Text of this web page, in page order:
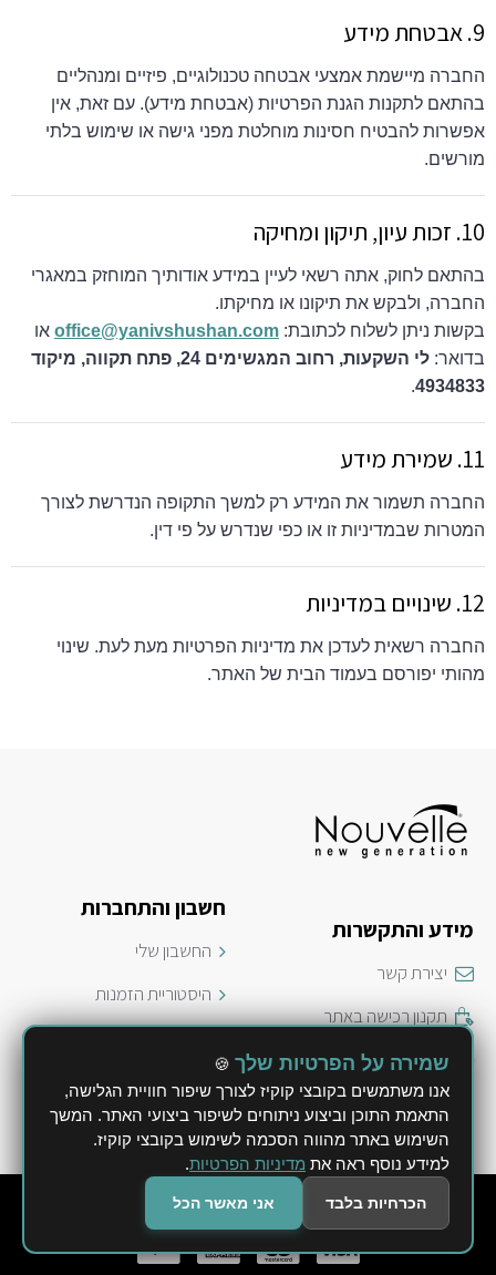
9. אבטחת מידע
החברה מיישמת אמצעי אבטחה טכנולוגיים, פיזיים ומנהליים
בהתאם לתקנות הגנת הפרטיות (אבטחת מידע). עם זאת, אין
אפשרות להבטיח חסינות מוחלטת מפני גישה או שימוש בלתי
מורשים.
10. זכות עיון, תיקון ומחיקה
בהתאם לחוק, אתה רשאי לעיין במידע אודותיך המוחזק במאגרי
החברה, ולבקש את תיקונו או מחיקתו.
בקשות ניתן לשלוח לכתובת: office@yanivshushan.com או
בדואר:
לי השקעות, רחוב המגשימים 24, פתח תקווה, מיקוד
4934833
.
11. שמירת מידע
החברה תשמור את המידע רק למשך התקופה הנדרשת לצורך
המטרות שבמדיניות זו או כפי שנדרש על פי דין.
12. שינויים במדיניות
החברה רשאית לעדכן את מדיניות הפרטיות מעת לעת. שינוי
מהותי יפורסם בעמוד הבית של האתר.
מידע והתקשרות
יצירת קשר
תקנון רכישה באתר
משלוחים ושילוח חבילות
מדיניות החזרה או החלפה
חשבון והתחברות
החשבון שלי
היסטוריית הזמנות
הצהרת נגישות
© 2026 Nouvelle - לי השקעות ב.מ. בע"מ
שמירה על הפרטיות שלך 🍪
אנו משתמשים בקובצי קוקיז לצורך שיפור חוויית הגלישה,
התאמת התוכן וביצוע ניתוחים לשיפור ביצועי האתר. המשך
השימוש באתר מהווה הסכמה לשימוש בקובצי קוקיז.
למידע נוסף ראה את מדיניות הפרטיות.
הכרחיות בלבד אני מאשר הכל